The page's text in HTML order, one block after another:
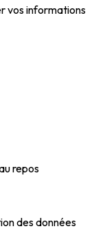
vos informations
repos
des données